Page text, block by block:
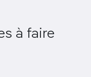
à faire